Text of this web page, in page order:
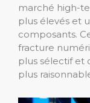
marché high-
plus élevés et
composants.
fracture
plus sélectif et
plus